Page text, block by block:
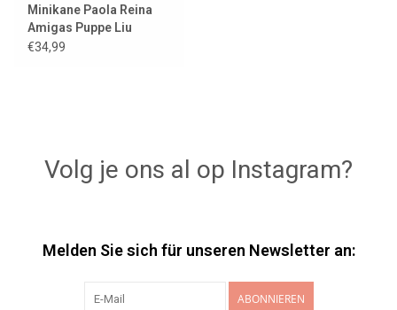
Minikane Paola Reina
Amigas Puppe Liu
€34,99
Volg je ons al op Instagram?
Melden Sie sich für unseren Newsletter an:
ABONNIEREN